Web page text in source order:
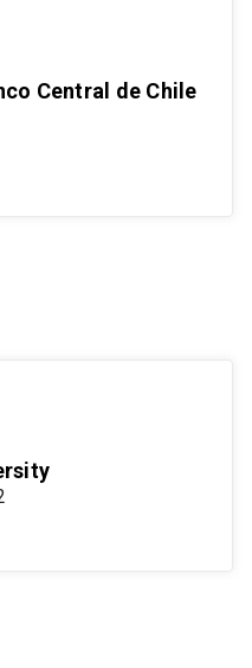
Central de Chile